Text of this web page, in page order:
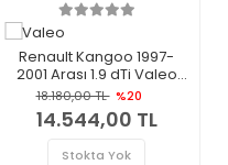
Renault Kangoo 1997-
2001 Arası 1.9 dTi Valeo
Marka Klima Kompresörü
18.180,00 TL %20
14.544,00 TL
Stokta Yok